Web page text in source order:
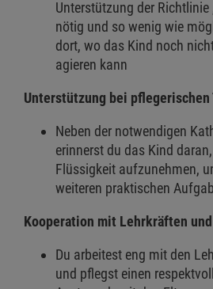
Unterstützung der
nötig und so wenig wie
dort, wo das Kind noch
agieren kann
Unterstützung bei
Neben der notwendigen
erinnerst du das Kind
Flüssigkeit aufzunehmen,
weiteren praktischen
Kooperation mit Lehrkräften
Du arbeitest eng mit den
und pflegst einen